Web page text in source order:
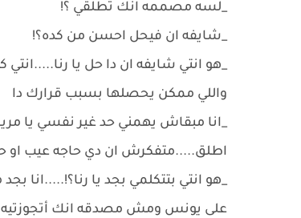
_لسه مصممه انك تطلقي ؟!
_شايفه ان فيحل احسن من كده؟!
_هو انتي شايفه ان دا حل يا
واللي ممكن يحصلها بسبب قرارك دا
_انا مبقاش يهمني حد غير نفسي يا
اطلق.....متفكرش ان دي حاجه عيب او
_هو انتي بتتكلمي بجد يا رنا؟!.....انا
على يونس ومش مصدقه انك أتجوزتيه